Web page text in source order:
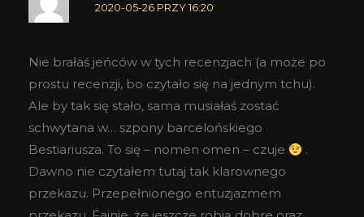
2020-05-26 PRZY 16:20
Nie brałaś jeńców w tych recenzjach (a może po
prostu recenzji, bo czytało się na jednym tchu).
Ale by tak się stało, sama musiałaś zostać
schwytana w… szpony barcelońskiego
Bestiariusza. To się – nomen omen – czuje
.
Dawno nie czytałem tutaj tak klarownego
przekazu. Przepełnionego entuzjazmem